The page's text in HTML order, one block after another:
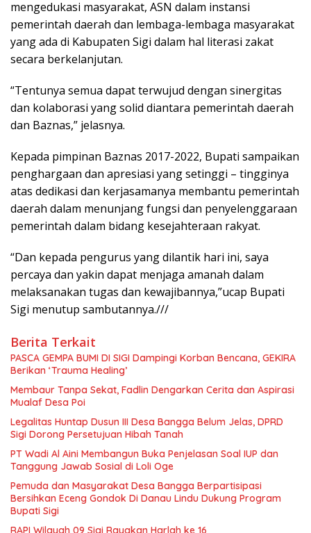
mengedukasi masyarakat, ASN dalam instansi
pemerintah daerah dan lembaga-lembaga masyarakat
yang ada di Kabupaten Sigi dalam hal literasi zakat
secara berkelanjutan.
“Tentunya semua dapat terwujud dengan sinergitas
dan kolaborasi yang solid diantara pemerintah daerah
dan Baznas,” jelasnya.
Kepada pimpinan Baznas 2017-2022, Bupati sampaikan
penghargaan dan apresiasi yang setinggi – tingginya
atas dedikasi dan kerjasamanya membantu pemerintah
daerah dalam menunjang fungsi dan penyelenggaraan
pemerintah dalam bidang kesejahteraan rakyat.
“Dan kepada pengurus yang dilantik hari ini, saya
percaya dan yakin dapat menjaga amanah dalam
melaksanakan tugas dan kewajibannya,”ucap Bupati
Sigi menutup sambutannya.///
Berita Terkait
PASCA GEMPA BUMI DI SIGI Dampingi Korban Bencana, GEKIRA
Berikan ‘Trauma Healing’
Membaur Tanpa Sekat, Fadlin Dengarkan Cerita dan Aspirasi
Mualaf Desa Poi
Legalitas Huntap Dusun III Desa Bangga Belum Jelas, DPRD
Sigi Dorong Persetujuan Hibah Tanah
PT Wadi Al Aini Membangun Buka Penjelasan Soal IUP dan
Tanggung Jawab Sosial di Loli Oge
Pemuda dan Masyarakat Desa Bangga Berpartisipasi
Bersihkan Eceng Gondok Di Danau Lindu Dukung Program
Bupati Sigi
RAPI Wilayah 09 Sigi Rayakan Harlah ke 16